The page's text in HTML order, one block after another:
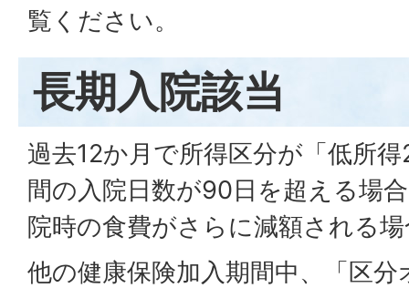
覧ください。
長期入院該当
過去12か月で所得区分が「低所
間の入院日数が90日を超える場
院時の食費がさらに減額される
他の健康保険加入期間中、「区